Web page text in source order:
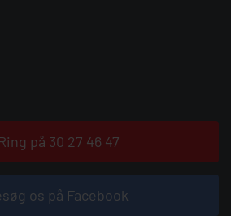
Ring på 30 27 46 47
os på Facebook